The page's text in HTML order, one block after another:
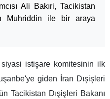
Ali Bakıri, Tacikistan
Muhriddin ile bir araya
siyasi istişare komitesinin ilk
giden İran Dışişleri
Tacikistan Dışişleri Bakanı